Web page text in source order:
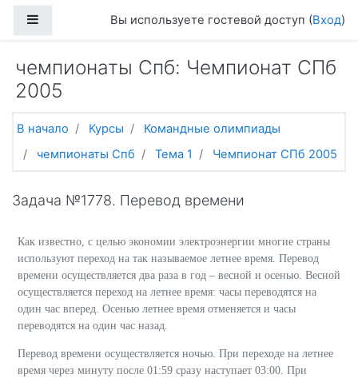
Боковая панельВы используете гостевой доступ (Вход)
чемпионаты Спб: Чемпионат СПб
2005
В начало Курсы
Командные олимпиады
чемпионаты Спб
Тема 1 Чемпионат СПб 2005
Задача №1778. Перевод времени
Как известно, с целью экономии электроэнергии многие страны
используют переход на так называемое летнее время. Перевод
времени осуществляется два раза в год – весной и осенью. Весной
осуществляется переход на летнее время: часы переводятся на
один час вперед. Осенью летнее время отменяется и часы
переводятся на один час назад.
Перевод времени осуществляется ночью. При переходе на летнее
время через минуту после 01:59 сразу наступает 03:00. При